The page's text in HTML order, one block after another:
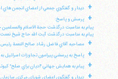
+ ديدار و گفتگوي جمعي از اعضاي انجمن هاي
+
پرسش و پاسخ:
پيام به مناسبت درگذشت حجة الاسلام
پيام به مناسبت درگذشت آيت الله حاج شيخ
+ مصاحبه آقاي فاضل رشاد صالح النعمة
+ پاسخ به پرسشي پيرامون تجاوزات اسرائيل
+ پيام به همايش جهاني "اديان براي صلح"
+ ديدار و گفتگوي اعضاي شوراي مركزي